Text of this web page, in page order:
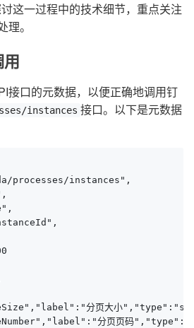
这一过程中的技术细节，重点关注
。
接口的元数据，以便正确地调用钉
instances 接口。以下是元数据
processes/instances",
分页大小
分页页码